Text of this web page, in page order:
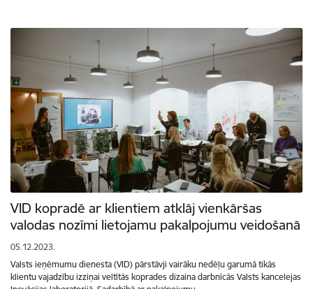
VID kopradē ar klientiem atklāj vienkāršas
valodas nozīmi lietojamu pakalpojumu veidošanā
05.12.2023.
Valsts ieņēmumu dienesta (VID) pārstāvji vairāku nedēļu garumā tikās
klientu vajadzību izziņai veltītās koprades dizaina darbnīcās Valsts kancelejas